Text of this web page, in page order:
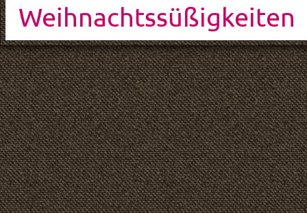
Weihnachtssüßigkeiten